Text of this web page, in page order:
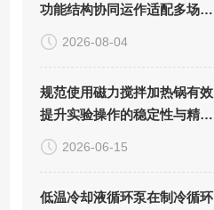
功能结构协同运作适配多场景
精密控温需求
2026-08-04
规范使用磁力搅拌加热锅有效
提升实验操作的稳定性与精准
度
2026-06-15
低温冷却液循环泵在制冷循环